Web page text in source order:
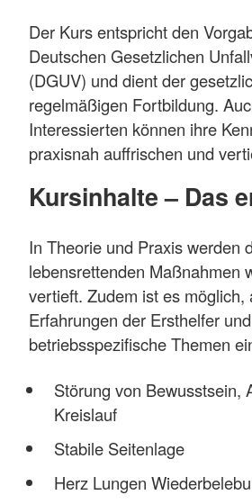
Der Kurs entspricht den
Deutschen Gesetzlichen
(DGUV) und dient der
regelmäßigen Fortbildung.
Interessierten können ihre
praxisnah auffrischen und
Kursinhalte – Das
In Theorie und Praxis werden
lebensrettenden Maßnahmen
vertieft. Zudem ist es möglich,
Erfahrungen der Ersthelfer und
betriebsspezifische Themen
Störung von Bewusstsein,
Kreislauf
Stabile Seitenlage
Herz Lungen